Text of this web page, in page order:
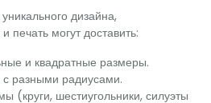
дизайна,
печать могут доставить:
и квадратные размеры.
с разными радиусами.
(круги, шестиугольники, силуэты